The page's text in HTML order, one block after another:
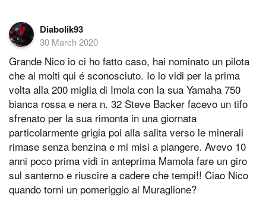
Diabolik93
30 March 2020
Grande Nico io ci ho fatto caso, hai nominato un pilota
che ai molti qui é sconosciuto. Io lo vidi per la prima
volta alla 200 miglia di Imola con la sua Yamaha 750
bianca rossa e nera n. 32 Steve Backer facevo un tifo
sfrenato per la sua rimonta in una giornata
particolarmente grigia poi alla salita verso le minerali
rimase senza benzina e mi misi a piangere. Avevo 10
anni poco prima vidi in anteprima Mamola fare un giro
sul santerno e riuscire a cadere che tempi!! Ciao Nico
quando torni un pomeriggio al Muraglione?